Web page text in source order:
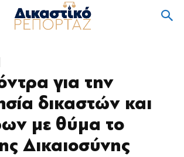
για την
δικαστών και
με θύμα το
Δικαιοσύνης